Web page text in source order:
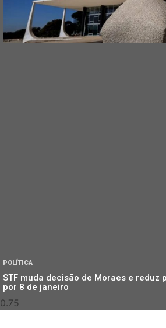
POLÍTICA
STF muda decisão de Moraes e reduz
por 8 de janeiro